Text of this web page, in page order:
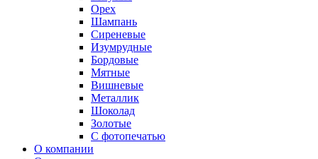
Орех
Шампань
Сиреневые
Изумрудные
Бордовые
Мятные
Вишневые
Металлик
Шоколад
Золотые
С фотопечатью
О компании